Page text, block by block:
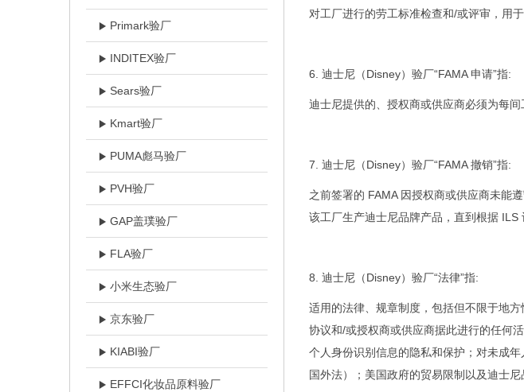
Primark验厂
INDITEX验厂
Sears验厂
Kmart验厂
PUMA彪马验厂
PVH验厂
GAP盖璞验厂
FLA验厂
小米生态验厂
京东验厂
KIABI验厂
EFFCI化妆品原料验厂
对工厂进行的劳工标准检查和/或评审，用
6. 迪士尼 （Disney） 验厂“FAMA 申请”指:
迪士尼提供的、授权商或供应商必须为每
7. 迪士尼 （Disney） 验厂“FAMA 撤销”指:
之前签署的 FAMA 因授权商或供应商未能
该工厂生产迪士尼品牌产品，直到根据 ILS
8. 迪士尼 （Disney） 验厂“法律”指:
适用的法律、规章制度，包括但不限于地
协议和/或授权商或供应商据此进行的任何
个人身份识别信息的隐私和保护；对未成
国外法）；美国政府的贸易限制以及迪士